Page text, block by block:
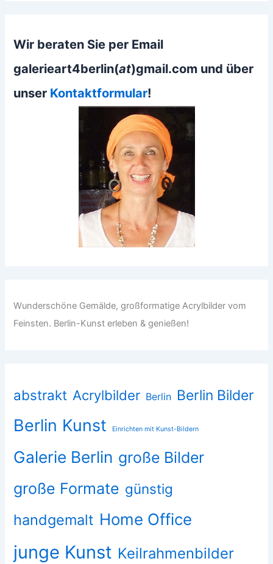
Wir beraten Sie per Email
galerieart4berlin(at)gmail.com und über
unser Kontaktformular!
Wunderschöne Gemälde, großformatige Acrylbilder vom
Feinsten. Berlin-Kunst erleben & genießen!
abstrakt Acrylbilder Berlin Berlin Bilder
Berlin Kunst Einrichten mit Kunst-Bildern
Galerie Berlin große Bilder
große Formate günstig
handgemalt Home Office
junge Kunst Keilrahmenbilder